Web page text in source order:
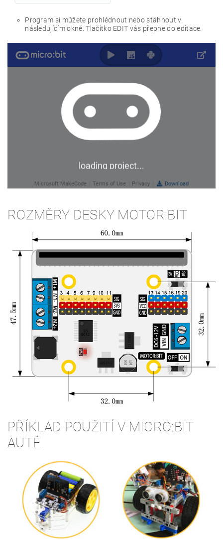
Program si můžete prohlédnout nebo stáhnout v
následujícím okně. Tlačítko EDIT vás přepne do editace.
ROZMĚRY DESKY MOTOR:BIT
PŘÍKLAD POUŽITÍ V MICRO:BIT
AUTĚ